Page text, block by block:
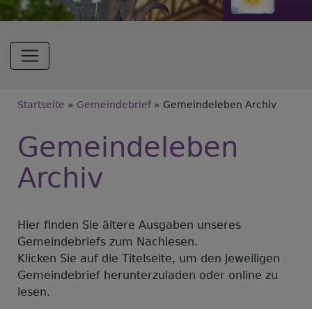
Hauptnavigation
Breadcrumb
Startseite Gemeindebrief Gemeindeleben Archiv
Gemeindeleben
Archiv
Hier finden Sie ältere Ausgaben unseres
Gemeindebriefs zum Nachlesen.
Klicken Sie auf die Titelseite, um den jeweiligen
Gemeindebrief herunterzuladen oder online zu
lesen.